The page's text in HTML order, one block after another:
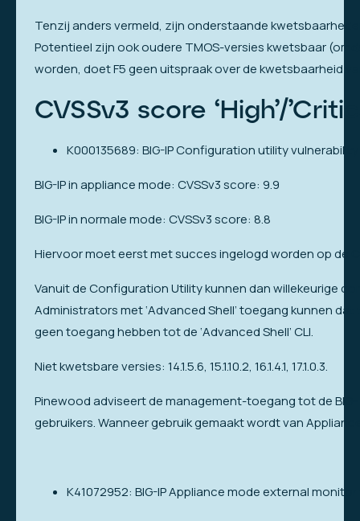
Tenzij anders vermeld, zijn onderstaande
Potentieel zijn ook oudere TMOS-versies kwetsbaar
worden, doet F5 geen uitspraak over de kwetsbaarheid
CVSSv3 score ‘High’/
K000135689: BIG-IP Configuration utility
BIG-IP in appliance mode: CVSSv3 score: 9.9
BIG-IP in normale mode: CVSSv3 score: 8.8
Hiervoor moet eerst met succes ingelogd worden op de
Vanuit de Configuration Utility kunnen dan willekeurige
Administrators met ‘Advanced Shell’ toegang kunnen
geen toegang hebben tot de ‘Advanced Shell’ CLI.
Niet kwetsbare versies: 14.1.5.6, 15.1.10.2, 16.1.4.1, 17.1.0.3.
Pinewood adviseert de management-toegang tot de
gebruikers. Wanneer gebruik gemaakt wordt van
K41072952: BIG-IP Appliance mode external